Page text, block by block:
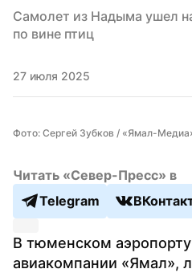
Самолет из Надыма ушел
по вине птиц
27 июля 2025
Фото: Сергей Зубков / «Ямал-
Читать «Север-Пресс» в
Telegram
В тюменском
авиакомпании «Ямал»,